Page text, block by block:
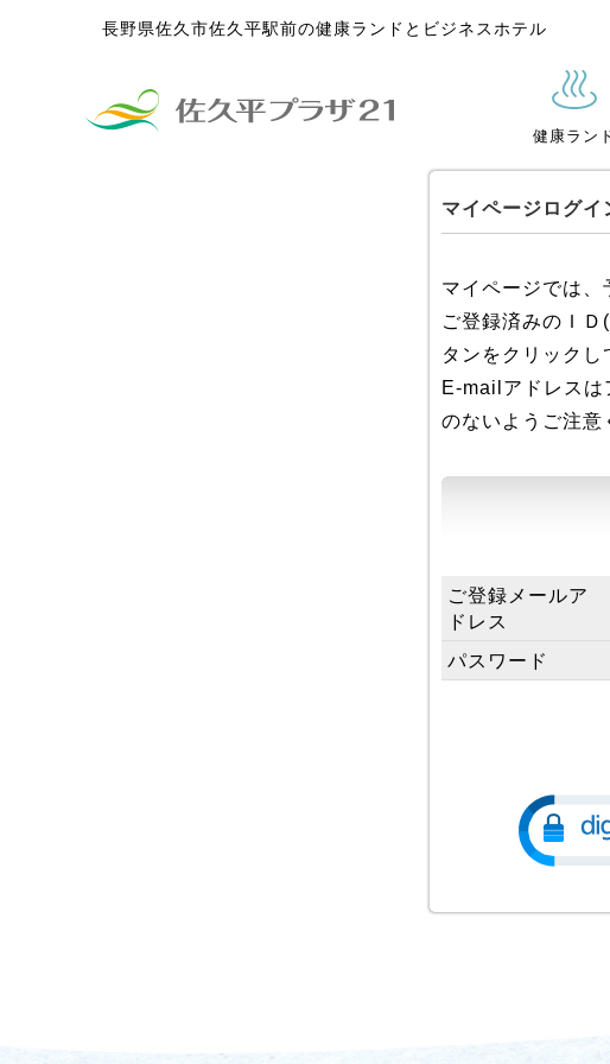
長野県佐久市佐久平駅前の健康ランドとビジネスホテル
健康ラン
マイページログイ
マイページでは、
ご登録済みのＩ
タンをクリックし
E-mailアドレスは
のないようご注意
ご登録メールア
ドレス
パスワード